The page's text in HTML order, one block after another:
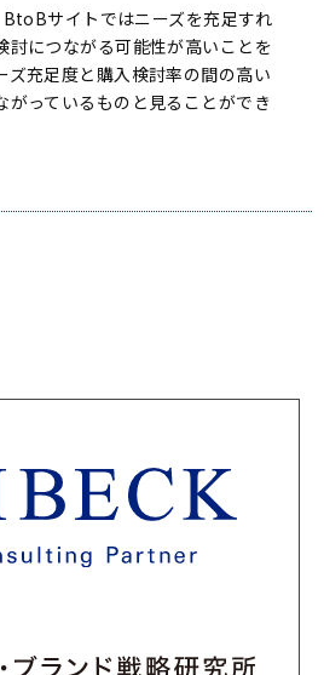
サイトではニーズを充足すれ
討につながる可能性が高いことを
ズ充足度と購入検討率の間の高い
がっているものと見ることができ